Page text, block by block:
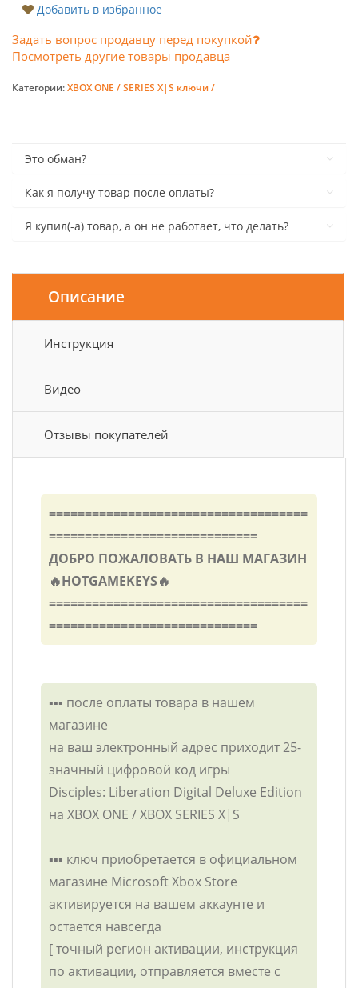
Добавить в избранное
Задать вопрос продавцу перед покупкой
Посмотреть другие товары продавца
Категории:XBOX ONE / SERIES X|S ключи /
Это обман?
Как я получу товар после оплаты?
Я купил(-а) товар, а он не работает, что делать?
Описание
Инструкция
Видео
Отзывы покупателей
====================================
=============================
ДОБРО ПОЖАЛОВАТЬ В НАШ МАГАЗИН
🔥HOTGAMEKEYS🔥
====================================
=============================
▪️▪️▪️ после оплаты товара в нашем
магазине
на ваш электронный адрес приходит 25-
значный цифровой код игры
Disciples: Liberation Digital Deluxe Edition
на XBOX ONE / XBOX SERIES X|S
▪️▪️▪️ ключ приобретается в официальном
магазине Microsoft Xbox Store
активируется на вашем аккаунте и
остается навсегда
[ точный регион активации, инструкция
по активации, отправляется вместе с